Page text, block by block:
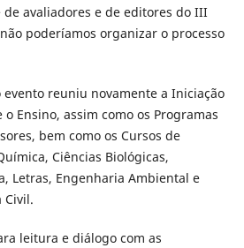
avaliadores e de editores do III
poderíamos organizar o processo
evento reuniu novamente a Iniciação
Ensino, assim como os Programas
bem como os Cursos de
Ciências Biológicas,
Letras, Engenharia Ambiental e
Civil.
leitura e diálogo com as